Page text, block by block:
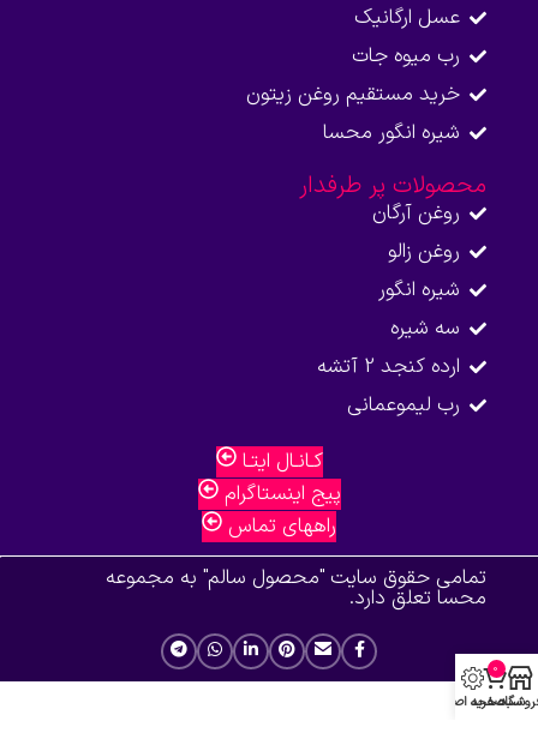
عسل ارگانیک
رب میوه جات
خرید مستقیم روغن زیتون
شیره انگور محسا
محصولات پر طرفدار
روغن آرگان
روغن زالو
شیره انگور
سه شیره
ارده کنجد 2 آتشه
رب لیموعمانی
کـانـال ایتـا
پیج اینستاگرام
راههای تماس
تمامی حقوق سایت "محصول سالم" به مجموعه
محسا تعلق دارد.
0
سبد خرید
صفحه اصلی